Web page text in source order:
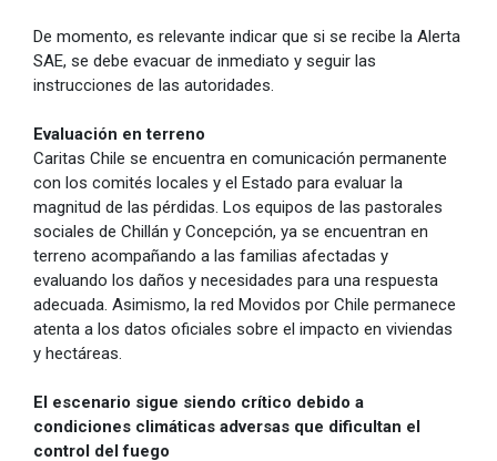
De momento, es relevante indicar que si se recibe la Alerta
SAE, se debe evacuar de inmediato y seguir las
instrucciones de las autoridades.
Evaluación en terreno
Caritas Chile se encuentra en comunicación permanente
con los comités locales y el Estado para evaluar la
magnitud de las pérdidas. Los equipos de las pastorales
sociales de Chillán y Concepción, ya se encuentran en
terreno acompañando a las familias afectadas y
evaluando los daños y necesidades para una respuesta
adecuada. Asimismo, la red Movidos por Chile permanece
atenta a los datos oficiales sobre el impacto en viviendas
y hectáreas.
El escenario sigue siendo crítico debido a
condiciones climáticas adversas que dificultan el
control del fuego